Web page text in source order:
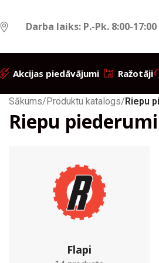
Darba laiks: P.-Pk. 8:00-17:00
Akcijas piedāvājumi Ražotāji
Sākums/Produktu katalogs/Riepu
Riepu
Flapi